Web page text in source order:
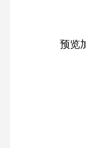
预览